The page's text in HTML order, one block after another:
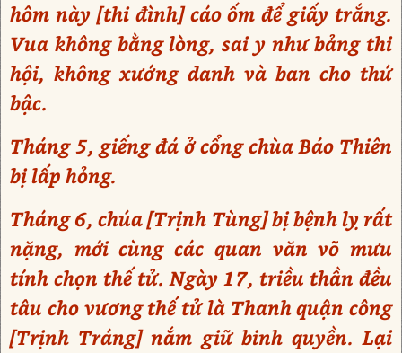
hôm này [thi đình] cáo ốm để giấy trắng.
Vua không bằng lòng, sai y như bảng thi
hội, không xướng danh và ban cho thứ
bậc.
Tháng 5, giếng đá ở cổng chùa Báo Thiên
bị lấp hỏng.
Tháng 6, chúa [Trịnh Tùng] bị bệnh lỵ rất
nặng, mới cùng các quan văn võ mưu
tính chọn thế tử. Ngày 17, triều thần đều
tâu cho vương thế tử là Thanh quận công
[Trịnh Tráng] nắm giữ binh quyền. Lại